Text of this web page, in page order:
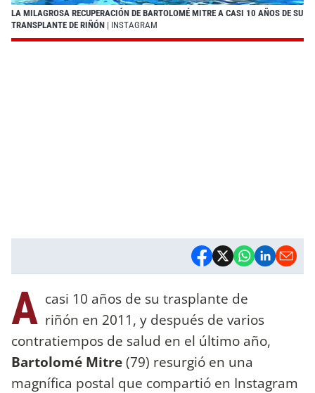
LA MILAGROSA RECUPERACIÓN DE BARTOLOMÉ MITRE A CASI 10 AÑOS DE SU
TRANSPLANTE DE RIÑÓN | INSTAGRAM
A casi 10 años de su trasplante de
riñón en 2011, y después de varios
contratiempos de salud en el último año,
Bartolomé Mitre(79) resurgió en una
magnífica postal que compartió en Instagram